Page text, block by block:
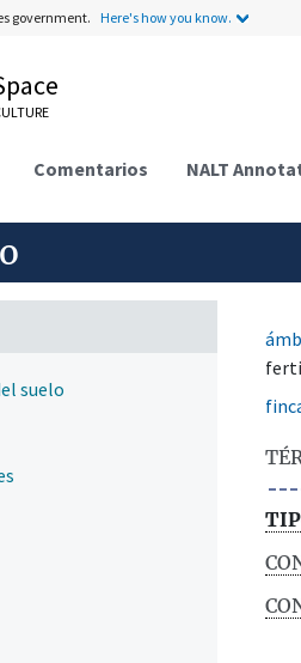
government. Here's how you know.
Comentarios NALT
suelo